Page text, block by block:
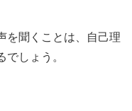
を聞くことは、自己理
しょう。